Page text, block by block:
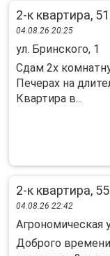
2-к квартира,
04.08.26 20:25
ул. Бринского, 1
Сдам 2x
Печeрaх нa
Квартиpа в...
2-к квартира,
04.08.26 22:42
Агрономическая
Доброго